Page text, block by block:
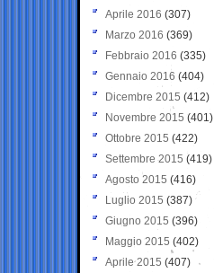
Aprile 2016 (307)
Marzo 2016 (369)
Febbraio 2016 (335)
Gennaio 2016 (404)
Dicembre 2015 (412)
Novembre 2015 (401)
Ottobre 2015 (422)
Settembre 2015 (419)
Agosto 2015 (416)
Luglio 2015 (387)
Giugno 2015 (396)
Maggio 2015 (402)
Aprile 2015 (407)